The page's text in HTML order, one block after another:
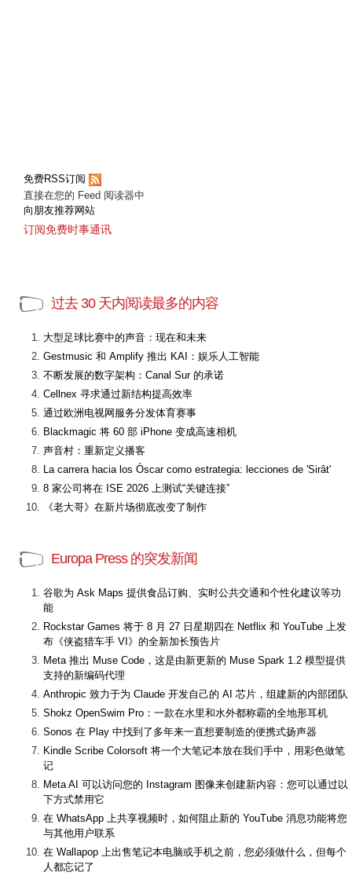
免费RSS订阅
直接在您的 Feed 阅读器中
向朋友推荐网站
订阅免费时事通讯
过去 30 天内阅读最多的内容
大型足球比赛中的声音：现在和未来
Gestmusic 和 Amplify 推出 KAI：娱乐人工智能
不断发展的数字架构：Canal Sur 的承诺
Cellnex 寻求通过新结构提高效率
通过欧洲电视网服务分发体育赛事
Blackmagic 将 60 部 iPhone 变成高速相机
声音村：重新定义播客
La carrera hacia los Óscar como estrategia: lecciones de 'Sirât'
8 家公司将在 ISE 2026 上测试“关键连接”
《老大哥》在新片场彻底改变了制作
Europa Press 的突发新闻
谷歌为 Ask Maps 提供食品订购、实时公共交通和个性化建议等功
能
Rockstar Games 将于 8 月 27 日星期四在 Netflix 和 YouTube 上发
布《侠盗猎车手 VI》的全新加长预告片
Meta 推出 Muse Code，这是由新更新的 Muse Spark 1.2 模型提供
支持的新编码代理
Anthropic 致力于为 Claude 开发自己的 AI 芯片，组建新的内部团队
Shokz OpenSwim Pro：一款在水里和水外都称霸的全地形耳机
Sonos 在 Play 中找到了多年来一直想要制造的便携式扬声器
Kindle Scribe Colorsoft 将一个大笔记本放在我们手中，用彩色做笔
记
Meta AI 可以访问您的 Instagram 图像来创建新内容：您可以通过以
下方式禁用它
在 WhatsApp 上共享视频时，如何阻止新的 YouTube 消息功能将您
与其他用户联系
在 Wallapop 上出售笔记本电脑或手机之前，您必须做什么，但每个
人都忘记了